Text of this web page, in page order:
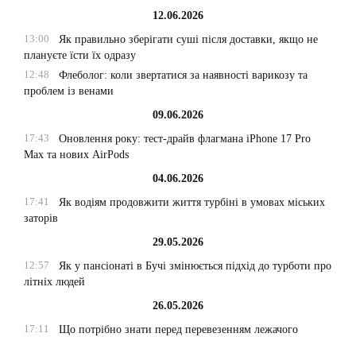
12.06.2026
13:00
Як правильно зберігати суші після доставки, якщо не
плануєте їсти їх одразу
12:48
Флеболог: коли звертатися за наявності варикозу та
проблем із венами
09.06.2026
17:43
Оновлення року: тест-драйв флагмана iPhone 17 Pro
Max та нових AirPods
04.06.2026
17:41
Як водіям продовжити життя турбіні в умовах міських
заторів
29.05.2026
12:57
Як у пансіонаті в Бучі змінюється підхід до турботи про
літніх людей
26.05.2026
17:11
Що потрібно знати перед перевезенням лежачого